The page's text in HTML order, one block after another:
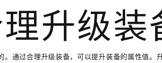
升级装
。通过合理升级装备，可以提升装备的属性值。